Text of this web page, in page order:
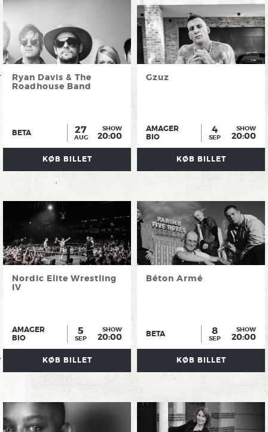
Ryan Davis & The
Roadhouse Band
BETA 27
AUG
SHOW
20:00
KØB BILLET
Gzuz
AMAGER
BIO
4
SEP
SHOW
20:00
KØB BILLET
Nordic Elite Wrestling
IV
AMAGER
BIO
5
SEP
SHOW
20:00
KØB BILLET
Béton Armé
BETA 8
SEP
SHOW
20:00
KØB BILLET